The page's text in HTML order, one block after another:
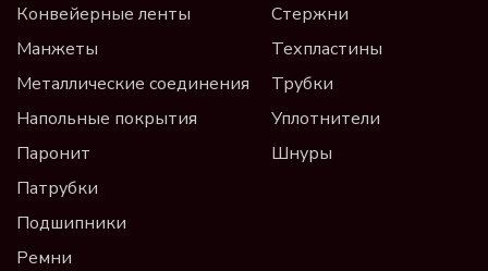
Конвейерные ленты
Манжеты
Металлические соединения
Напольные покрытия
Паронит
Патрубки
Подшипники
Ремни
Стержни
Техпластины
Трубки
Уплотнители
Шнуры